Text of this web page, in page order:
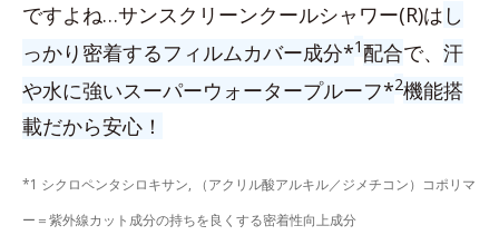
ですよね…サンスクリーンクールシャワー(R)は し
っかり密着するフィルムカバー成分*1配合で、 汗
や水に強いスーパーウォータープルーフ*2機能搭
載だから安心！
*1 シクロペンタシロキサン, （アクリル酸アルキル／ジメチコン）コポリマ
ー＝紫外線カット成分の持ちを良くする密着性向上成分